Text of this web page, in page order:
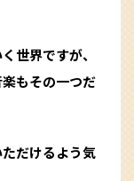
世界ですが、
もその一つだ
だけるよう気